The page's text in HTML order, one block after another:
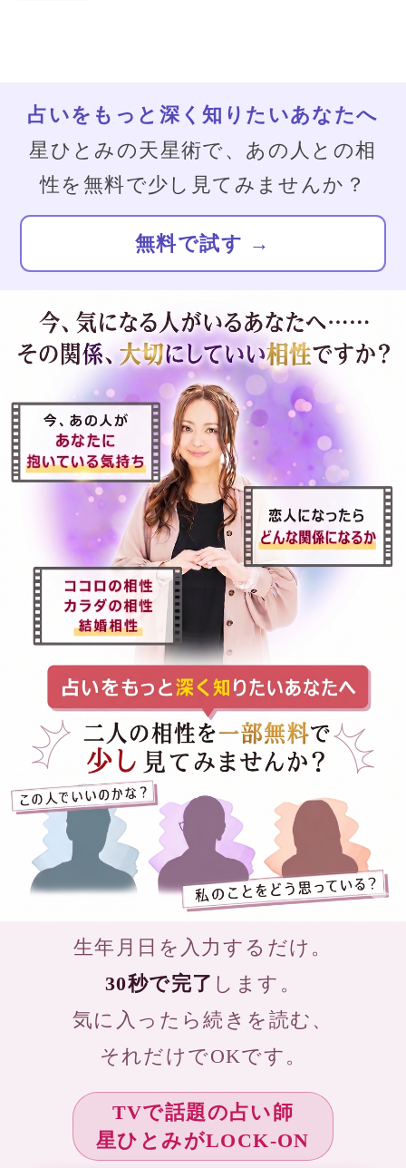
生年月日を入力するだけ。
30秒で完了
します。
気に入ったら続きを読む、
それだけでOKです。
TVで話題の占い師
星ひとみがLOCK-ON
あの人との相性を確かめる
一部無料｜ 880円（税込）
生年月日のみで完了
実際に占い師に占ってもらいましょ
スマートフォンで自宅に居ながら
タロット占いをしてもえます。
カミールVoIPをご確認ください。
当たると評判の話題の占い師